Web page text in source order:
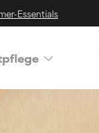
Essentials